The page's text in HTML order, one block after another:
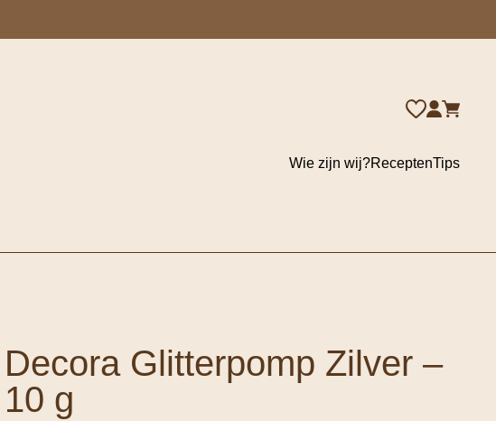
Wie zijn wij?ReceptenTips
Decora Glitterpomp Zilver –
10 g